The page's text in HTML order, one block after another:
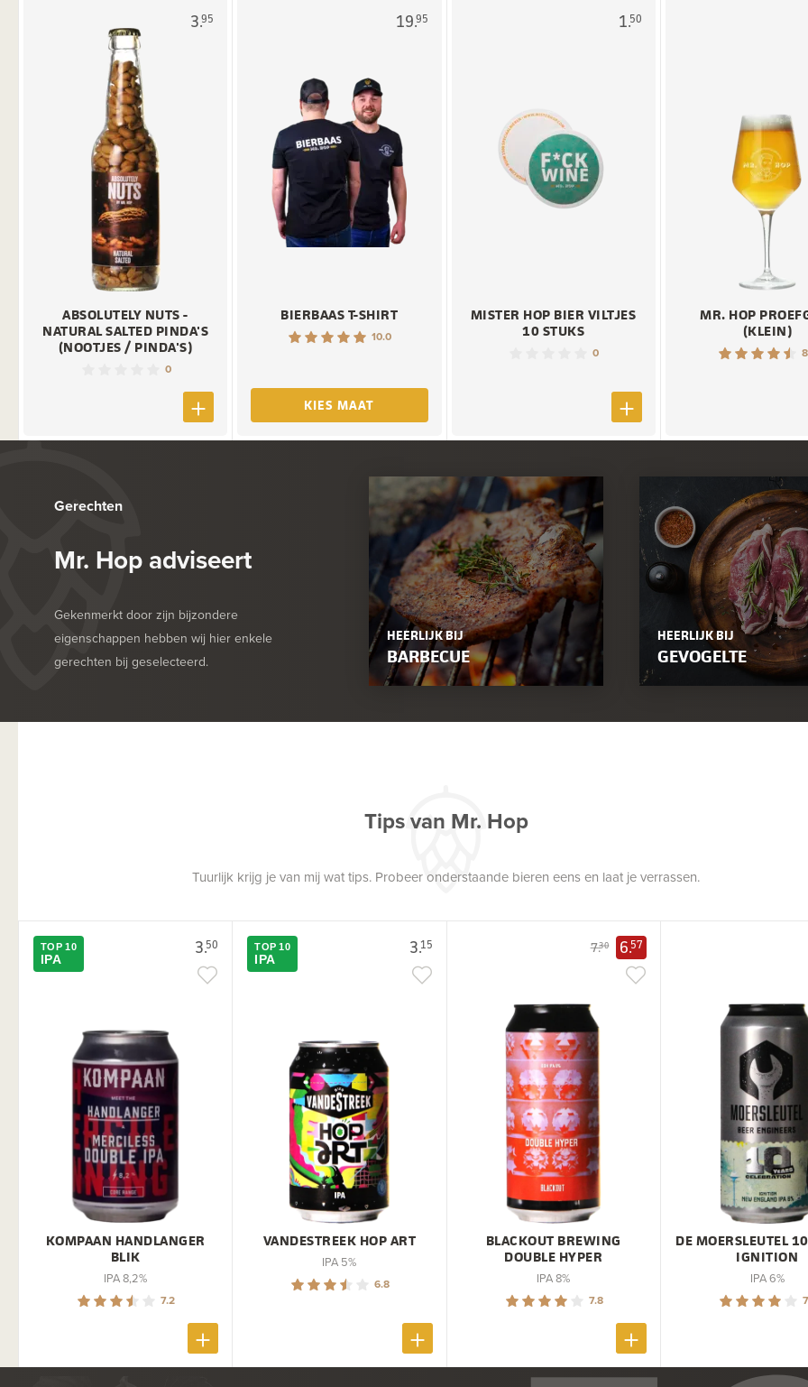
3.95
ABSOLUTELY NUTS -
NATURAL SALTED PINDA'S
(NOOTJES / PINDA'S)
0
19.95
BIERBAAS T-SHIRT
10.0
KIES MAAT
1.50
MISTER HOP BIER VILTJES
10 STUKS
0
MR. HOP
(KLEIN)
Gerechten
Mr. Hop adviseert
Gekenmerkt door zijn bijzondere
eigenschappen hebben wij hier enkele
gerechten bij geselecteerd.
HEERLIJK BIJ
BARBECUE
HEERLIJK BIJ
GEVOGELTE
Tips van Mr. Hop
Tuurlijk krijg je van mij wat tips. Probeer onderstaande bieren eens en laat je verrassen.
3.50
TOP 10
IPA
KOMPAAN HANDLANGER
BLIK
IPA 8,2%
7.2
3.15
TOP 10
IPA
VANDESTREEK HOP ART
IPA 5%
6.8
7.30 6.57
BLACKOUT BREWING
DOUBLE HYPER
IPA 8%
7.8
DE MOERSLEUTEL
IGNITION
IPA 6%